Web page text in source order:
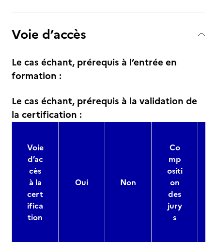
Voie d’accès
Le cas échant, prérequis à l’entrée en
formation :
Le cas échant, prérequis à la validation de
la certification :
Voie
d’ac
cès
à la
cert
ifica
tion
Oui Non
Co
mp
ositi
on
des
jury
s